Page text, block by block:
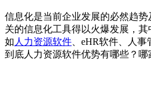
信息化是当前企业发展的必然趋
关的信息化工具得以火爆发展，其
如 人力资源软件 eHR软件、人事
到底人力资源软件优势有哪些？哪